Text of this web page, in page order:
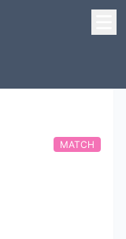
MATCH